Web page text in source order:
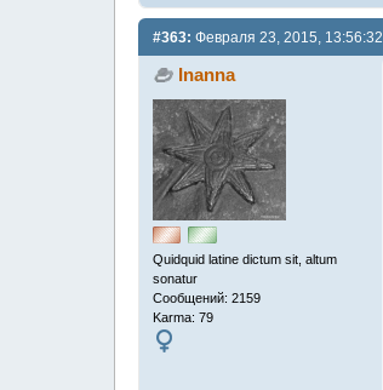
#363: Февраля 23, 2015, 13:56:32
Inanna
Quidquid latine dictum sit, altum
sonatur
Сообщений: 2159
Karma: 79